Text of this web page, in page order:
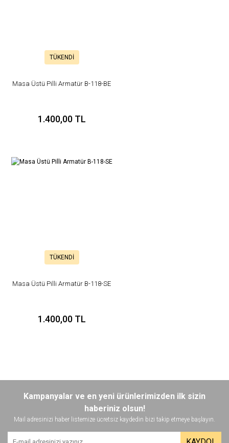
TÜKENDİ
Masa Üstü Pilli Armatür B-118-BE
1.400,00 TL
TÜKENDİ
Masa Üstü Pilli Armatür B-118-SE
1.400,00 TL
Kampanyalar ve en yeni ürünlerimizden ilk sizin
haberiniz olsun!
Mail adresinizi haber listemize ücretsiz kaydedin bizi takip etmeye başlayın.